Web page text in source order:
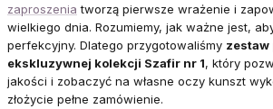
zaproszenia tworzą pierwsze wrażenie i
wielkiego dnia. Rozumiemy, jak ważne jest,
perfekcyjny. Dlatego przygotowaliśmy zestaw
ekskluzywnej kolekcji Szafir nr 1, który
jakości i zobaczyć na własne oczy kunszt
złożycie pełne zamówienie.